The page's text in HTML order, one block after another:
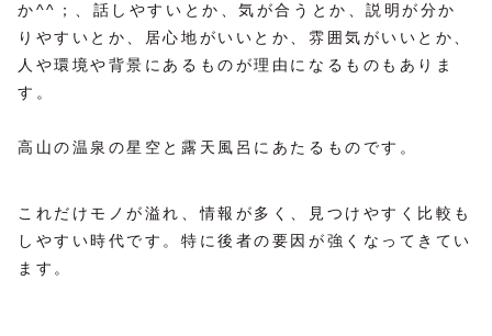
か^^；、話しやすいとか、気が合うとか、説明が分か
りやすいとか、居心地がいいとか、雰囲気がいいとか、
人や環境や背景にあるものが理由になるものもありま
す。
高山の温泉の星空と露天風呂にあたるものです。
これだけモノが溢れ、情報が多く、見つけやすく比較も
しやすい時代です。特に後者の要因が強くなってきてい
ます。